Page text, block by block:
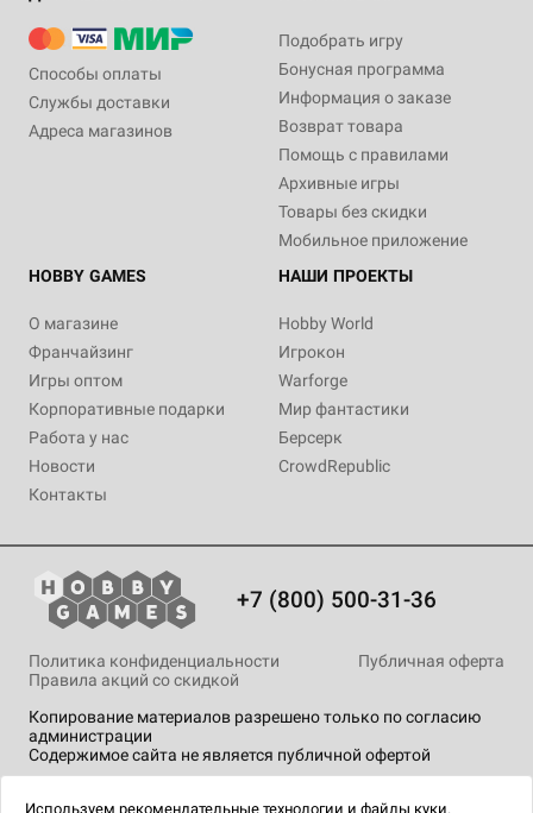
Способы оплаты
Службы доставки
Адреса магазинов
Подобрать игру
Бонусная программа
Информация о заказе
Возврат товара
Помощь с правилами
Архивные игры
Товары без скидки
Мобильное приложение
HOBBY GAMES
О магазине
Франчайзинг
Игры оптом
Корпоративные подарки
Работа у нас
Новости
Контакты
НАШИ ПРОЕКТЫ
Hobby World
Игрокон
Warforge
Мир фантастики
Берсерк
CrowdRepublic
+7 (800) 500-31-36
Копирование материалов разрешено только по согласию
администрации
Содержимое сайта не является публичной офертой
Политика конфиденциальности
Публичная оферта
Правила акций со скидкой
технологии.
Используем рекомендательные технологии и файлы куки.